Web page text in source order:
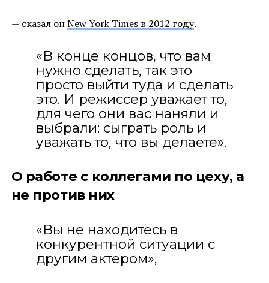
— сказал онNew York Times в 2012 году.
«В конце концов, что вам
нужно сделать, так это
просто выйти туда и сделать
это. И режиссер уважает то,
для чего они вас наняли и
выбрали: сыграть роль и
уважать то, что вы делаете».
О работе с коллегами по цеху, а
не против них
«Вы не находитесь в
конкурентной ситуации с
другим актером»,